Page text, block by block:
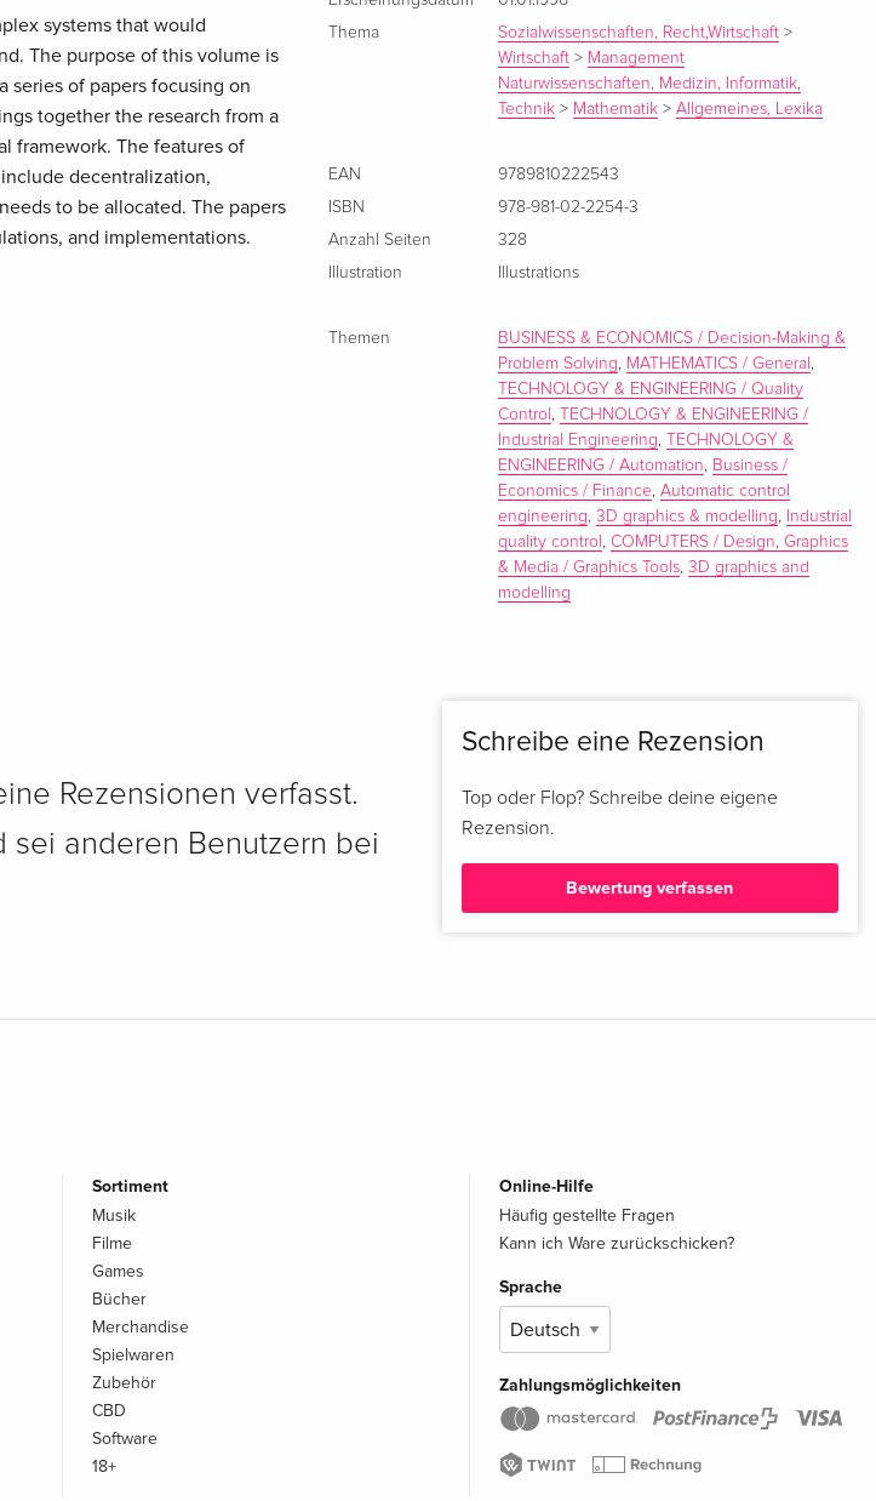
systems that would
The purpose of this volume is
of papers focusing on
together the research from a
framework. The features of
decentralization,
to be allocated. The papers
and implementations.
Thema
Sozialwissenschaften, Recht,Wirtschaft >
Wirtschaft > Management
Naturwissenschaften, Medizin, Informatik,
Technik > Mathematik >Allgemeines, Lexika
EAN
9789810222543
ISBN
978-981-02-2254-3
Anzahl Seiten
328
Illustration
Illustrations
Themen
BUSINESS & ECONOMICS / Decision-Making &
Problem Solving, MATHEMATICS / General ,
TECHNOLOGY & ENGINEERING / Quality
Control ,
TECHNOLOGY & ENGINEERING /
Industrial Engineering,
TECHNOLOGY &
ENGINEERING / Automation, Business /
Economics / Finance,Automatic control
engineering,3D graphics & modelling, Industrial
quality control ,COMPUTERS / Design, Graphics
& Media / Graphics Tools,3D graphics and
modelling
Rezensionen verfasst.
sei anderen Benutzern bei
Schreibe eine Rezension
Top oder Flop? Schreibe deine eigene
Rezension.
Bewertung verfassen
Sortiment
Musik
Filme
Games
Bücher
Merchandise
Spielwaren
Zubehör
CBD
Software
18+
Online-Hilfe
Häufig gestellte Fragen
Kann ich Ware zurückschicken?
Sprache
Zahlungsmöglichkeiten